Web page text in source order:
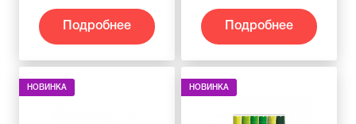
Подробнее Подробнее
НОВИНКА НОВИНКА